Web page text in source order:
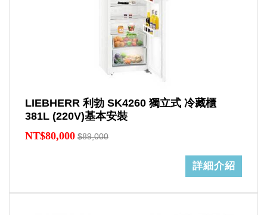
LIEBHERR 利勃 SK4260 獨立式 冷藏櫃
381L (220V)基本安裝
NT$80,000 $89,000
詳細介紹